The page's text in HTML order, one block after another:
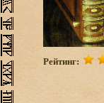
Рейтинг: